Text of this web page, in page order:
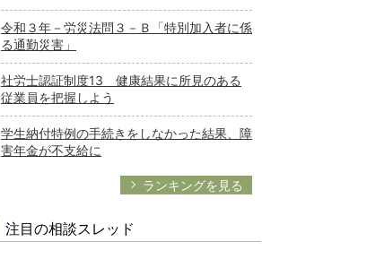
令和３年－労災法問３－Ｂ「特別加入者に係
る通勤災害」
社労士認証制度13 健康結果に所見のある
従業員を把握しよう
学生納付特例の手続きをしなかった結果、障
害年金が不支給に
ランキングを見る
注目の相談スレッド